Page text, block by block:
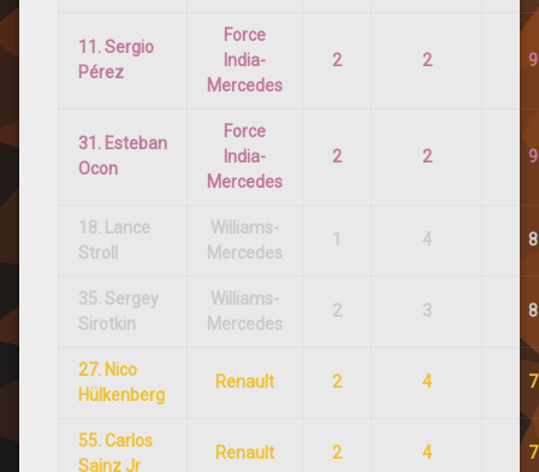
11. Sergio
Pérez
Force
India-
Mercedes
2 2 9
31. Esteban
Ocon
Force
India-
Mercedes
2 2 9
18. Lance
Stroll
Williams-
Mercedes
1 4 8
35. Sergey
Sirotkin
Williams-
Mercedes
2 3 8
27. Nico
Hülkenberg
Renault 2 4 7
55. Carlos
Sainz Jr
Renault 2 4 7